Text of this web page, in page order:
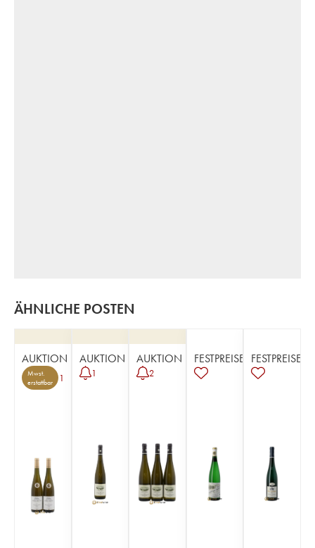
ÄHNLICHE POSTEN
AUKTION
Mwst.
erstattbar
1
AUKTION
1
AUKTION
2
FESTPREISE FESTPREISE